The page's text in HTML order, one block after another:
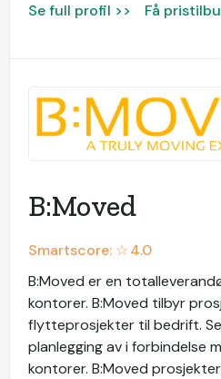
Se full profil >> Få
B:Moved
Smartscore: ☆4.0
B:Moved er en
kontorer. B:Moved tilbyr
flytteprosjekter til bedrift.
planlegging av i forbindelse
kontorer. B:Moved